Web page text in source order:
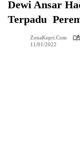
Dewi Ansar
Terpadu
ZonaKepri.com
11/01/2022